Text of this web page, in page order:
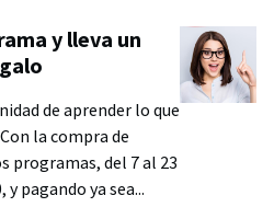
y lleva un
de aprender lo que
la compra de
programas, del 7 al 23
pagando ya sea...